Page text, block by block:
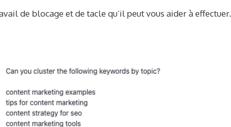
de blocage et de tacle qu’il peut vous aider à effectuer.